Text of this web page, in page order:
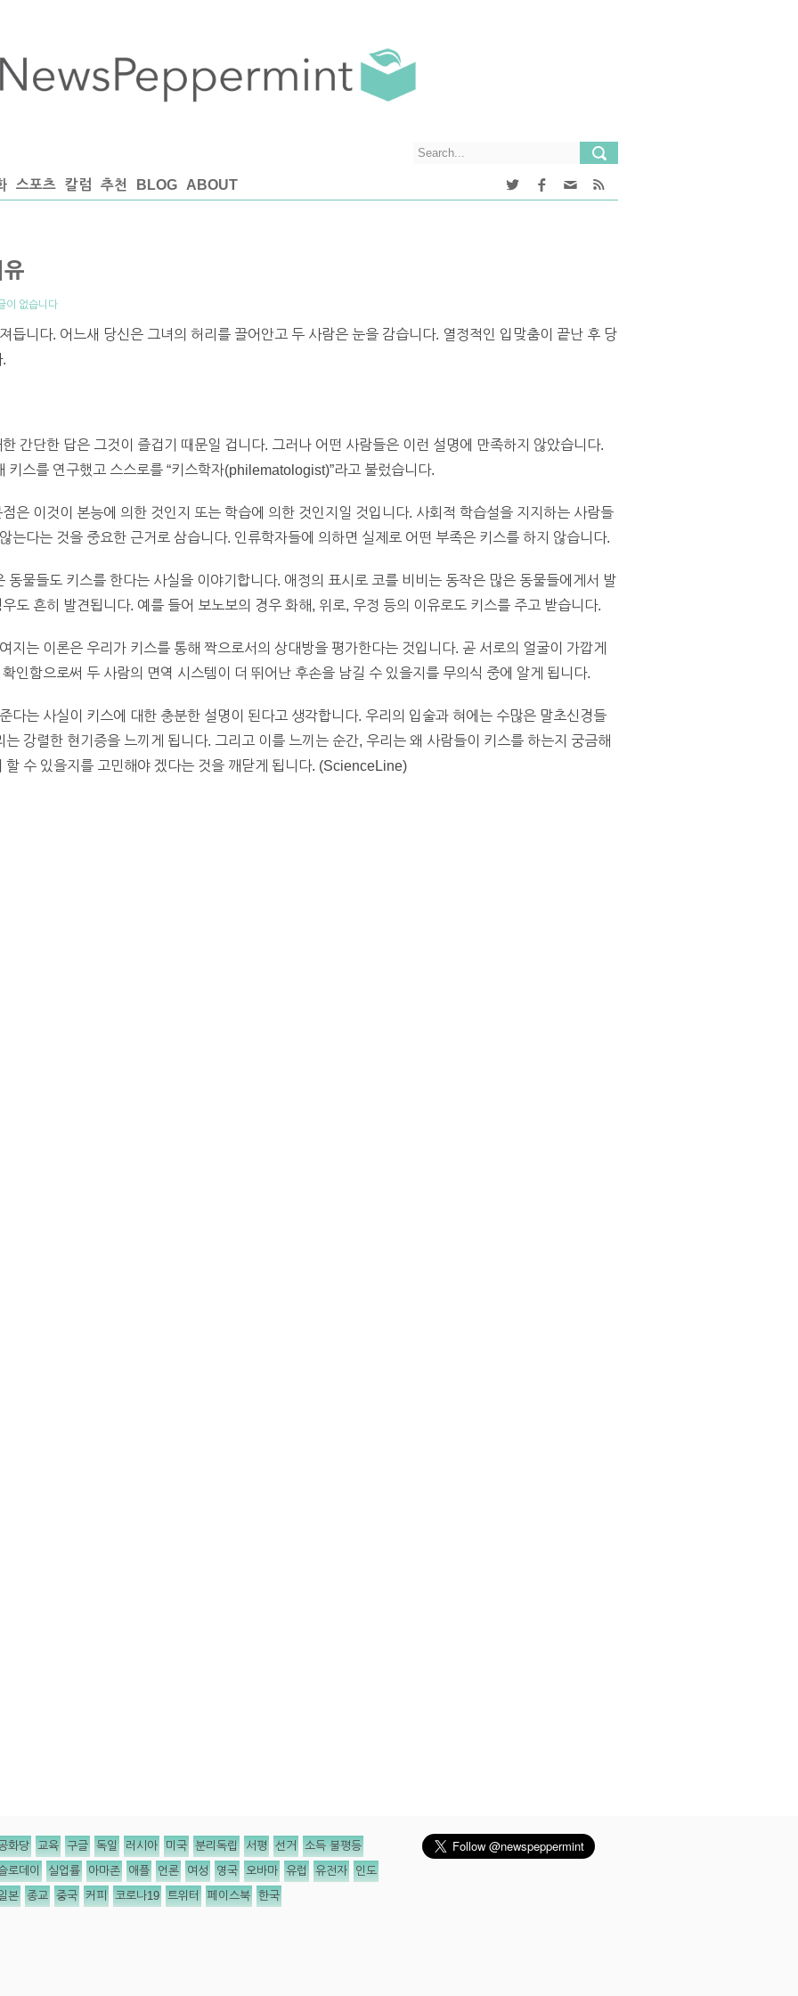
스포츠 칼럼 추천 BLOG ABOUT
이 없습니다
듭니다. 어느새 당신은 그녀의 허리를 끌어안고 두 사람은 눈을 감습니다. 열정적인 입맞춤이 끝난 후 당
간단한 답은 그것이 즐겁기 때문일 겁니다. 그러나 어떤 사람들은 이런 설명에 만족하지 않았습니다.
키스를 연구했고 스스로를 “키스학자(philematologist)”라고 불렀습니다.
은 이것이 본능에 의한 것인지 또는 학습에 의한 것인지일 것입니다. 사회적 학습설을 지지하는 사람들
는다는 것을 중요한 근거로 삼습니다. 인류학자들에 의하면 실제로 어떤 부족은 키스를 하지 않습니다.
동물들도 키스를 한다는 사실을 이야기합니다. 애정의 표시로 코를 비비는 동작은 많은 동물들에게서 발
도 흔히 발견됩니다. 예를 들어 보노보의 경우 화해, 위로, 우정 등의 이유로도 키스를 주고 받습니다.
지는 이론은 우리가 키스를 통해 짝으로서의 상대방을 평가한다는 것입니다. 곧 서로의 얼굴이 가깝게
인함으로써 두 사람의 면역 시스템이 더 뛰어난 후손을 남길 수 있을지를 무의식 중에 알게 됩니다.
다는 사실이 키스에 대한 충분한 설명이 된다고 생각합니다. 우리의 입술과 혀에는 수많은 말초신경들
강렬한 현기증을 느끼게 됩니다. 그리고 이를 느끼는 순간, 우리는 왜 사람들이 키스를 하는지 궁금해
할 수 있을지를 고민해야 겠다는 것을 깨닫게 됩니다. (ScienceLine)
화당 교육 구글 독일 러시아 미국 분리독립 서평 선거 소득 불평등
로데이 실업률 아마존 애플 언론 여성 영국 오바마 유럽 유전자 인도
본 종교 중국 커피 코로나19 트위터 페이스북 한국